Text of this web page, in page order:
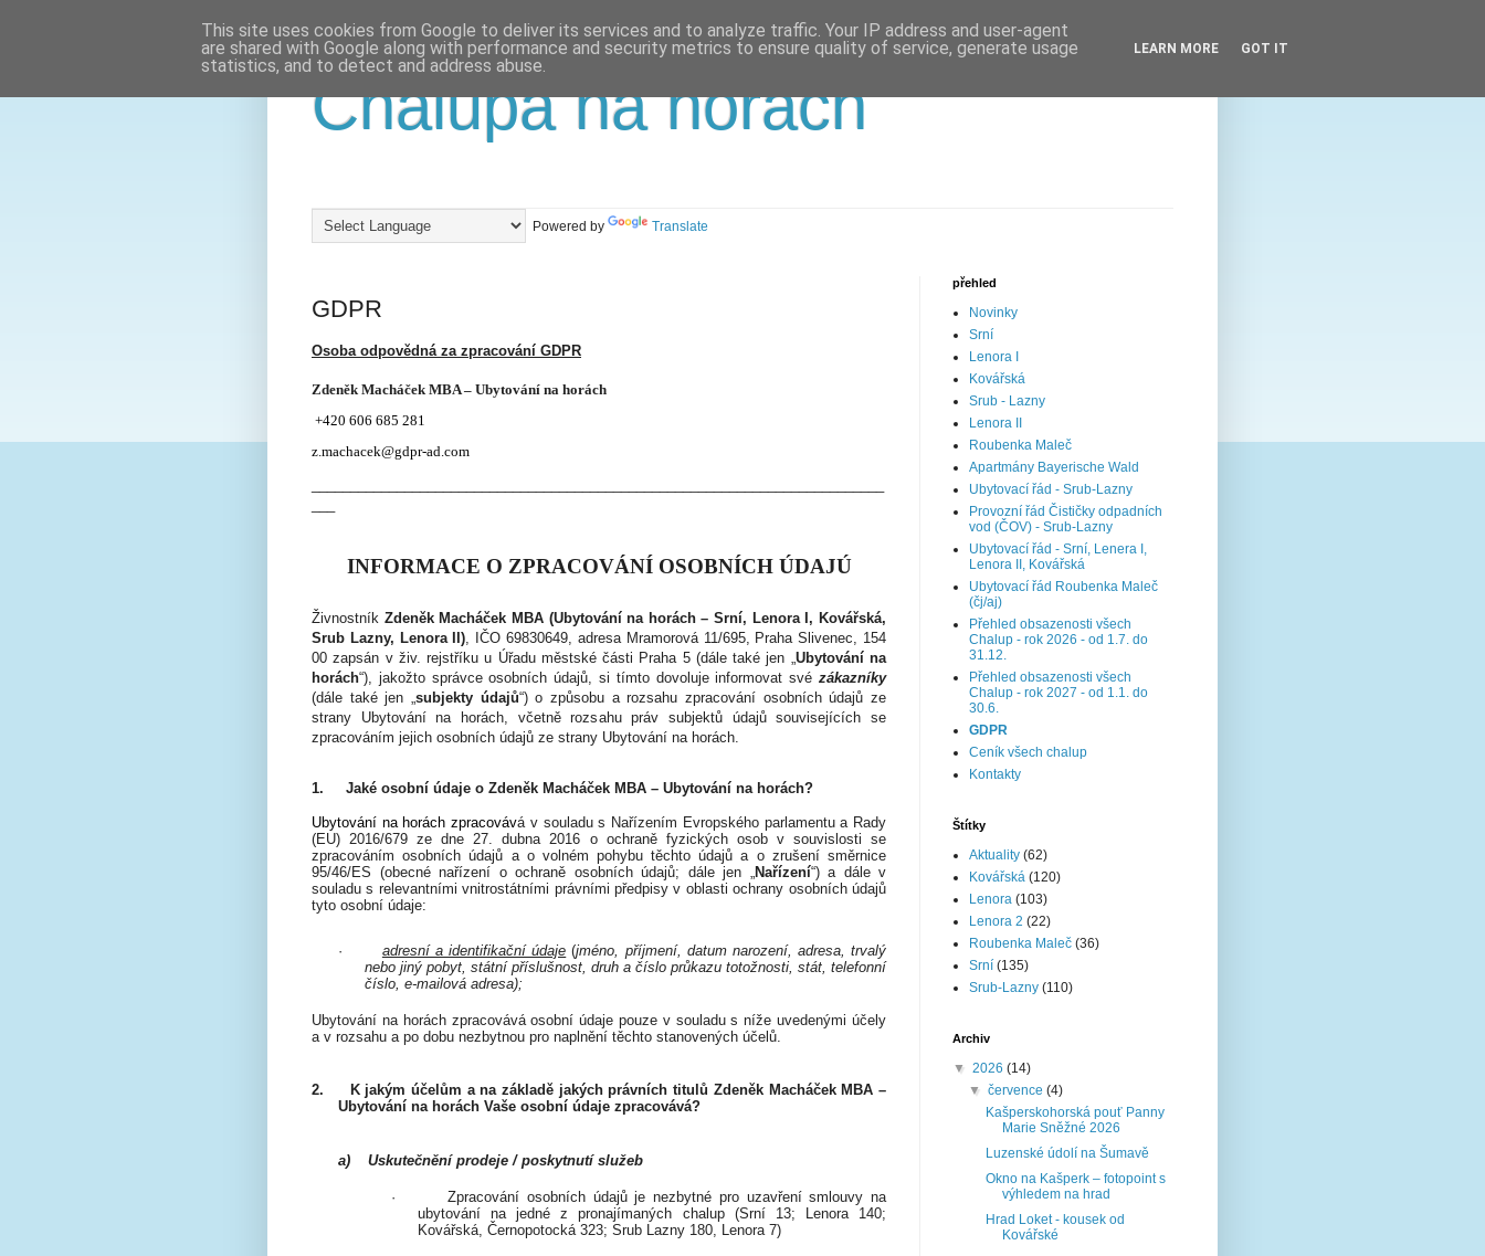
Chalupa na horách
Powered by Translate
GDPR
Osoba odpovědná za zpracování GDPR
Zdeněk Macháček MBA – Ubytování na horách
+420 606 685 281
z.machacek@gdpr-ad.com
INFORMACE O ZPRACOVÁNÍ OSOBNÍCH ÚDAJÚ
Živnostník Zdeněk Macháček MBA (Ubytování na horách – Srní, Lenora I, Kovářská,
Srub Lazny, Lenora II), IČO69830649, adresa Mramorová 11/695, Praha Slivenec, 154
00zapsán v živ. rejstříku u Úřadu městské části Praha 5 (dále také jen „Ubytování na
horách“), jakožto správce osobních údajů, si tímto dovoluje informovat svézákazníky
(dále také jen „subjekty údajů“) o způsobu a rozsahu zpracování osobních údajů ze
strany Ubytování na horách, včetně rozsahu práv subjektů údajů souvisejících se
zpracováním jejich osobních údajů ze strany Ubytování na horách.
1. Jaké osobní údaje o Zdeněk Macháček MBA – Ubytování na horách?
Ubytování na horách zpracovává v souladu s Nařízením Evropského parlamentu a Rady
(EU) 2016/679 ze dne 27. dubna 2016 o ochraně fyzických osob v souvislosti se
zpracováním osobních údajů a o volném pohybu těchto údajů a o zrušení směrnice
95/46/ES (obecné nařízení o ochraně osobních údajů; dále jen „
Nařízení“) a dále v
souladu s relevantními vnitrostátními právními předpisy v oblasti ochrany osobních údajů
tyto osobní údaje:
· adresní a identifikační údaje (jméno, příjmení, datum narození, adresa, trvalý
nebo jiný pobyt, státní příslušnost, druh a číslo průkazu totožnosti, stát, telefonní
číslo, e-mailová adresa);
Ubytování na horách zpracovává osobní údaje pouze v souladu s níže uvedenými účely
a v rozsahu a po dobu nezbytnou pro naplnění těchto stanovených účelů.
2. K jakým účelům a na základě jakých právních titulů Zdeněk Macháček MBA –
Ubytování na horách Vaše osobní údaje zpracovává?
a) Uskutečnění prodeje / poskytnutí služeb
·
Zpracování osobních údajů je nezbytné pro uzavření smlouvy na
ubytování na jedné z pronajímaných chalup (Srní 13; Lenora 140;
Kovářská, Černopotocká 323; Srub Lazny 180, Lenora 7)
přehled
Novinky
Srní
Lenora I
Kovářská
Srub - Lazny
Lenora II
Roubenka Maleč
Apartmány Bayerische Wald
Ubytovací řád - Srub-Lazny
Provozní řád Čističky odpadních
vod (ČOV) - Srub-Lazny
Ubytovací řád - Srní, Lenera I,
Lenora II, Kovářská
Ubytovací řád Roubenka Maleč
(čj/aj)
Přehled obsazenosti všech
Chalup - rok 2026 - od 1.7. do
31.12.
Přehled obsazenosti všech
Chalup - rok 2027 - od 1.1. do
30.6.
GDPR
Ceník všech chalup
Kontakty
Štítky
Aktuality (62)
Kovářská (120)
Lenora (103)
Lenora 2 (22)
Roubenka Maleč (36)
Srní (135)
Srub-Lazny (110)
Archiv
▼ 2026 (14)
▼července(4)
Kašperskohorská pouť Panny
Marie Sněžné 2026
Luzenské údolí na Šumavě
Okno na Kašperk – fotopoint s
výhledem na hrad
Hrad Loket - kousek od
Kovářské
This site uses cookies from Google to deliver its services and to analyze traffic. Your IP address and user-agent
are shared with Google along with performance and security metrics to ensure quality of service, generate usage
statistics, and to detect and address abuse.
LEARN MORE GOT IT